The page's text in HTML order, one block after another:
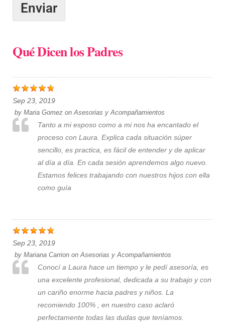
Enviar
Qué Dicen los Padres
Sep 23, 2019
by Maria Gomez onAsesorias y Acompañamientos
Tanto a mi esposo como a mi nos ha encantado el
proceso con Laura. Explica cada situación súper
sencillo, es practica, es fácil de entender y de aplicar
al día a día. En cada sesión aprendemos algo nuevo.
Estamos felices trabajando con nuestros hijos con ella
como guía
Sep 23, 2019
by Mariana Carrion onAsesorias y Acompañamientos
Conocí a Laura hace un tiempo y le pedí asesoría, es
una excelente profesional, dedicada a su trabajo y con
un cariño enorme hacia padres y niños. La
recomiendo 100% , en nuestro caso aclaró
perfectamente todas las dudas que teníamos.